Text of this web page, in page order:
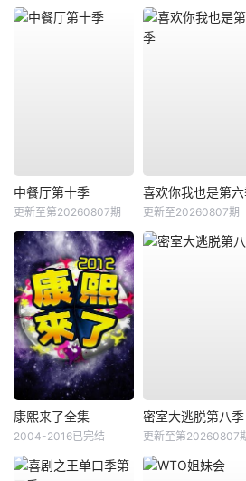
中餐厅第十季
更新至第20260807期
喜欢你我也是第
更新至20260807期
康熙来了全集
2004-2016已完结
密室大逃脱第八季
更新至第20260807